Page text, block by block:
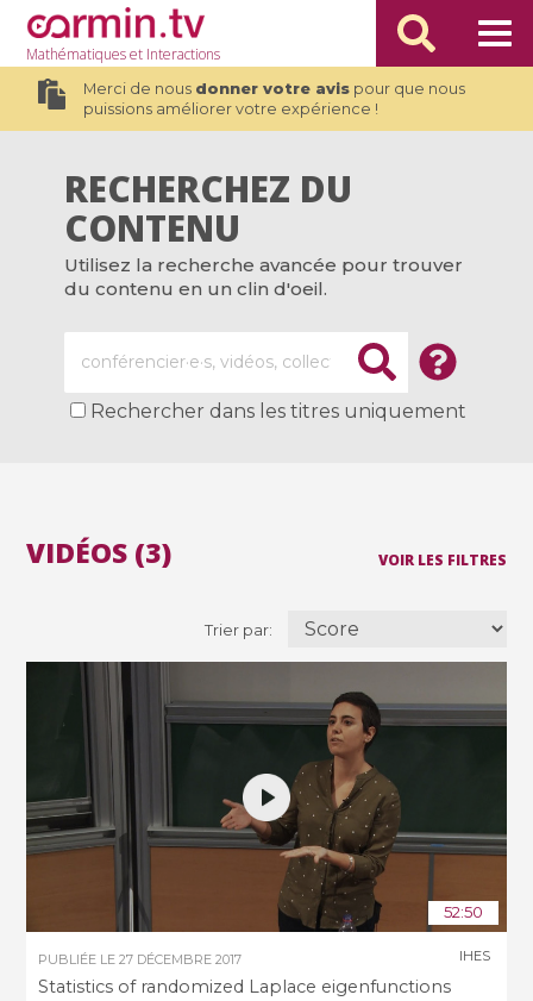
Mathématiqueset Interactions
Merci de nous donner votre avispour que nous
puissions améliorer votre expérience !
RECHERCHEZ DU
CONTENU
Utilisez la recherche avancée pour trouver
du contenu en un clin d'oeil.
Rechercher dans les titres uniquement
VOIR LES FILTRES
Trier par:
VIDÉOS (3)
52:50
PUBLIÉE LE27 DÉCEMBRE 2017
Statistics of randomized Laplace eigenfunctions
IHES